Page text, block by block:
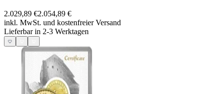
2.029,89 €2.054,89 €
inkl. MwSt. und kostenfreier Versand
Lieferbar in 2-3 Werktagen